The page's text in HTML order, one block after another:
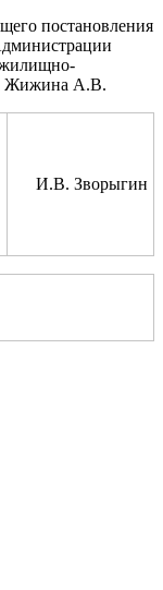
постановления
жилищно-
Жижина А.В.
И.В. Зворыгин